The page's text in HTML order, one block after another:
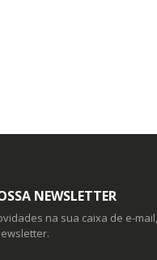
NEWSLETTER
na sua caixa de e-mail,